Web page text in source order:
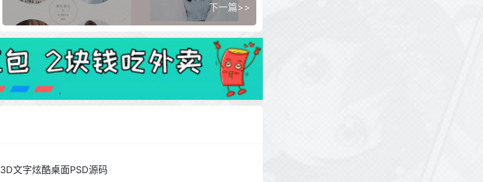
下一篇>>
3D文字炫酷桌面PSD源码